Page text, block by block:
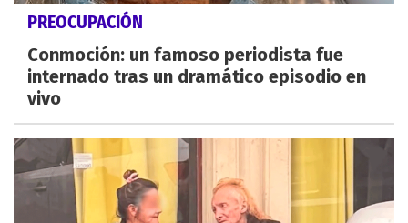
PREOCUPACIÓN
Conmoción: un famoso periodista fue
internado tras un dramático episodio en
vivo